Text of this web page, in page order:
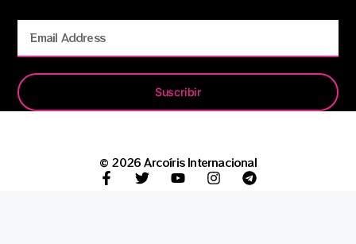
Suscribir
© 2026 Arcoíris Internacional